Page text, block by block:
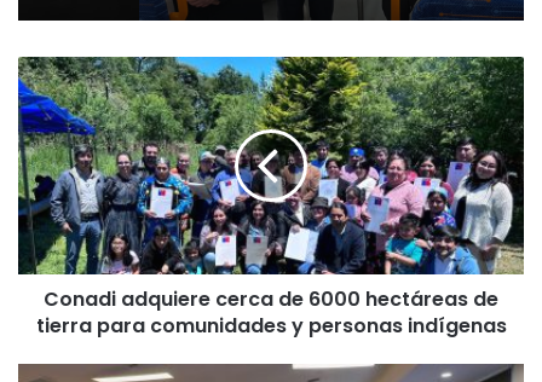
C
o
n
a
d
i
a
q
Conadi adquiere cerca de 6000 hectáreas de
tierra para comunidades y personas indígenas